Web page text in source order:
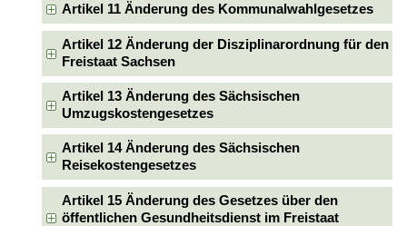
Artikel 11 Änderung des Kommunalwahlgesetzes
Artikel 12 Änderung der Disziplinarordnung für den
Freistaat Sachsen
Artikel 13 Änderung des Sächsischen
Umzugskostengesetzes
Artikel 14 Änderung des Sächsischen
Reisekostengesetzes
Artikel 15 Änderung des Gesetzes über den
öffentlichen Gesundheitsdienst im Freistaat